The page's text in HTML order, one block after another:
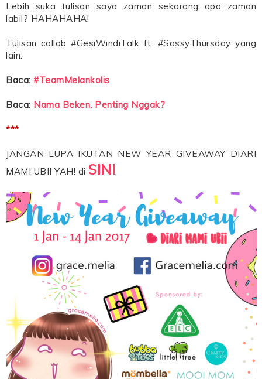
Lebih suka tulisan saya zaman sekarang apa zaman
labil? HAHAHAHA!
Tulisan collab #GesiWindiTalk ft. #SassyThursday yang
lain:
Baca: #TeamMelankolis
Baca: Nama Beken, Penting Nggak?
***
JANGAN LUPA IKUTAN NEW YEAR GIVEAWAY DIARI
MAMI UBII YAH! di SINI.